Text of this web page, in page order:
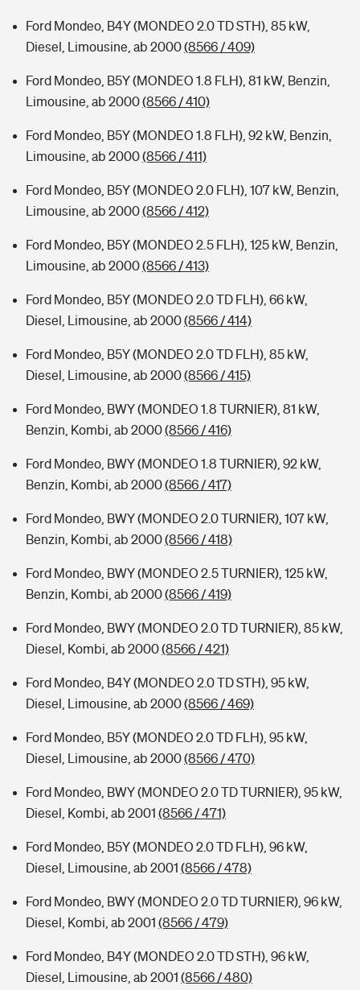
Ford Mondeo, B4Y (MONDEO 2.0 TD STH), 85 kW,
Diesel, Limousine, ab 2000(8566 / 409)
Ford Mondeo, B5Y (MONDEO 1.8 FLH), 81 kW, Benzin,
Limousine, ab 2000(8566 / 410)
Ford Mondeo, B5Y (MONDEO 1.8 FLH), 92 kW, Benzin,
Limousine, ab 2000(8566 / 411)
Ford Mondeo, B5Y (MONDEO 2.0 FLH), 107 kW, Benzin,
Limousine, ab 2000(8566 / 412)
Ford Mondeo, B5Y (MONDEO 2.5 FLH), 125 kW, Benzin,
Limousine, ab 2000(8566 / 413)
Ford Mondeo, B5Y (MONDEO 2.0 TD FLH), 66 kW,
Diesel, Limousine, ab 2000(8566 / 414)
Ford Mondeo, B5Y (MONDEO 2.0 TD FLH), 85 kW,
Diesel, Limousine, ab 2000(8566 / 415)
Ford Mondeo, BWY (MONDEO 1.8 TURNIER), 81 kW,
Benzin, Kombi, ab 2000(8566 / 416)
Ford Mondeo, BWY (MONDEO 1.8 TURNIER), 92 kW,
Benzin, Kombi, ab 2000(8566 / 417)
Ford Mondeo, BWY (MONDEO 2.0 TURNIER), 107 kW,
Benzin, Kombi, ab 2000(8566 / 418)
Ford Mondeo, BWY (MONDEO 2.5 TURNIER), 125 kW,
Benzin, Kombi, ab 2000(8566 / 419)
Ford Mondeo, BWY (MONDEO 2.0 TD TURNIER), 85 kW,
Diesel, Kombi, ab 2000(8566 / 421)
Ford Mondeo, B4Y (MONDEO 2.0 TD STH), 95 kW,
Diesel, Limousine, ab 2000(8566 / 469)
Ford Mondeo, B5Y (MONDEO 2.0 TD FLH), 95 kW,
Diesel, Limousine, ab 2000(8566 / 470)
Ford Mondeo, BWY (MONDEO 2.0 TD TURNIER), 95 kW,
Diesel, Kombi, ab 2001 (8566 / 471)
Ford Mondeo, B5Y (MONDEO 2.0 TD FLH), 96 kW,
Diesel, Limousine, ab 2001 (8566 / 478)
Ford Mondeo, BWY (MONDEO 2.0 TD TURNIER), 96 kW,
Diesel, Kombi, ab 2001 (8566 / 479)
Ford Mondeo, B4Y (MONDEO 2.0 TD STH), 96 kW,
Diesel, Limousine, ab 2001 (8566 / 480)